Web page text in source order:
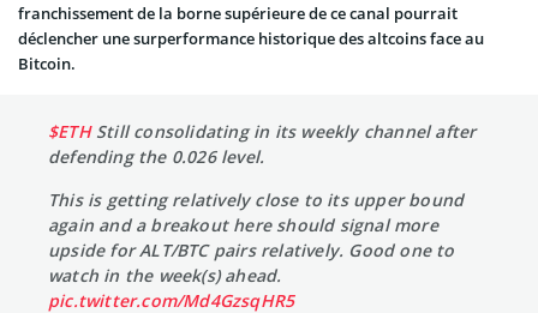
franchissement de la borne supérieure de ce canal pourrait
déclencher une surperformance historique des altcoins face au
Bitcoin.
$ETHStill consolidating in its weekly channel after
defending the 0.026 level.
This is getting relatively close to its upper bound
again and a breakout here should signal more
upside for ALT/BTC pairs relatively. Good one to
watch in the week(s) ahead.
pic.twitter.com/Md4GzsqHR5